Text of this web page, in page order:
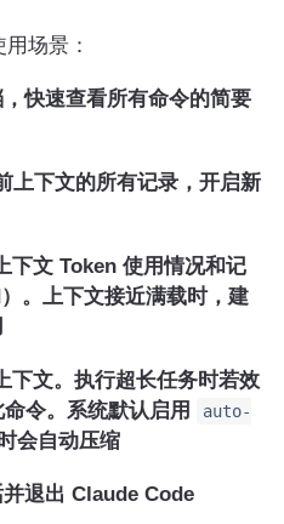
场景：
，快速查看所有命令的简要
上下文的所有记录，开启新
下文 Token 使用情况和记
。上下文接近满载时，建
下文。执行超长任务时若效
令。系统默认启用
auto-
会自动压缩
并退出 Claude Code